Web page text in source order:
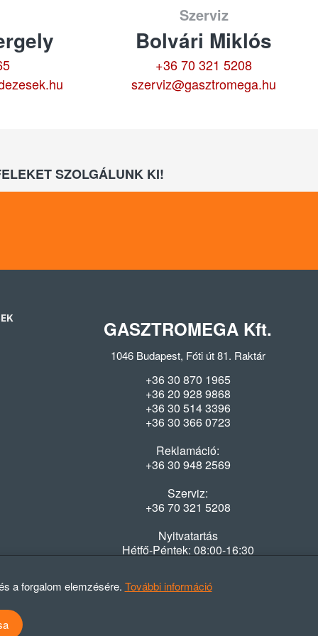
Szerviz
Bolvári Miklós
+36 70 321 5208
szerviz@gasztromega.hu
SZOLGÁLUNK KI!
GASZTROMEGA Kft.
1046 Budapest, Fóti út 81. Raktár
+36 30 870 1965
+36 20 928 9868
+36 30 514 3396
+36 30 366 0723
Reklamáció:
+36 30 948 2569
Szerviz:
+36 70 321 5208
Nyitvatartás
Hétfő-Péntek: 08:00-16:30
szabályzat
a forgalom elemzésére. További információ